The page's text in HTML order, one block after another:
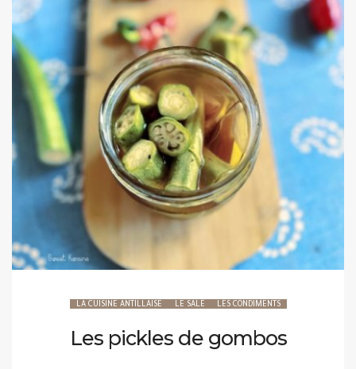
LA CUISINE ANTILLAISE LE SALÉ LES CONDIMENTS
Les pickles de gombos